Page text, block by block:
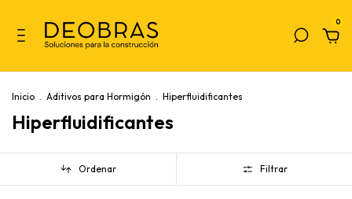
0
Inicio . Aditivos para Hormigón . Hiperfluidificantes
Hiperfluidificantes
Ordenar Filtrar